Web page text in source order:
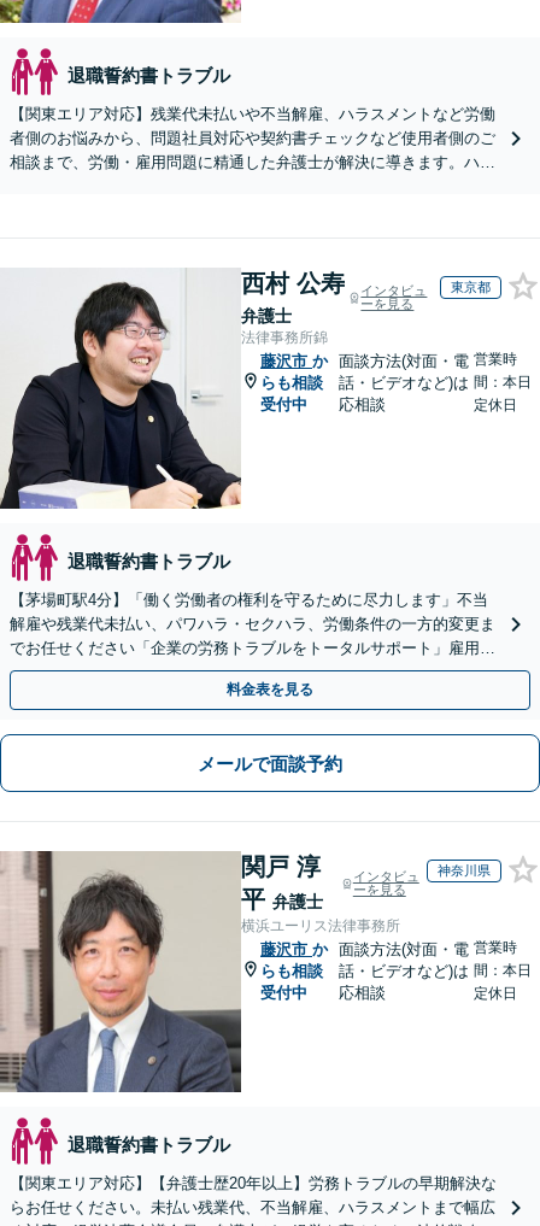
退職誓約書トラブル
【関東エリア対応】残業代未払いや不当解雇、ハラスメントなど労働
者側のお悩みから、問題社員対応や契約書チェックなど使用者側のご
相談まで、労働・雇用問題に精通した弁護士が解決に導きます。ハラ
西村 公寿
弁護士
インタビュ
ーを見る
東京都
法律事務所錦
藤沢市 か
らも相談
受付中
面談方法(対面・電
話・ビデオなど)は
応相談
営業時
間：本日
定休日
退職誓約書トラブル
【茅場町駅4分】「働く労働者の権利を守るために尽力します」不当
解雇や残業代未払い、パワハラ・セクハラ、労働条件の一方的変更ま
でお任せください「企業の労務トラブルをトータルサポート」雇用契
約書や就業規則のリーガルチェックなど
料金表を見る
メールで面談予約
関戸 淳
平 弁護士
インタビュ
ーを見る
神奈川県
横浜ユーリス法律事務所
藤沢市 か
らも相談
受付中
面談方法(対面・電
話・ビデオなど)は
応相談
営業時
間：本日
定休日
退職誓約書トラブル
【関東エリア対応】【弁護士歴20年以上】労務トラブルの早期解決な
らお任せください。未払い残業代、不当解雇、ハラスメントまで幅広